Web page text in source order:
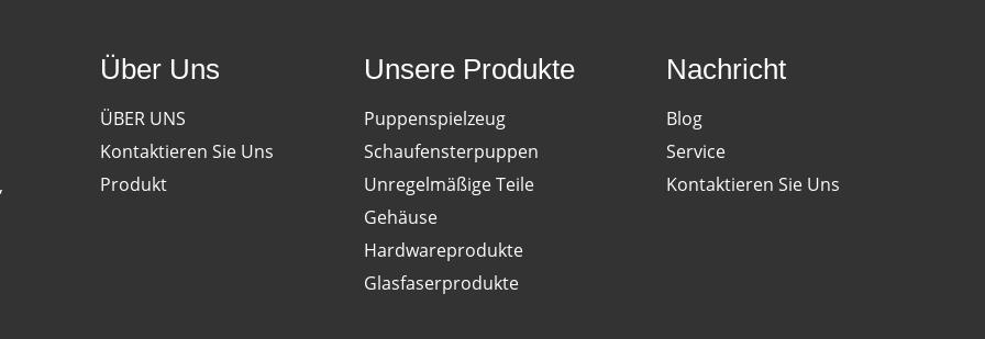
Über Uns
ÜBER UNS
Kontaktieren Sie Uns
Produkt
Unsere Produkte
Puppenspielzeug
Schaufensterpuppen
Unregelmäßige Teile
Gehäuse
Hardwareprodukte
Glasfaserprodukte
Nachricht
Blog
Service
Kontaktieren Sie Uns